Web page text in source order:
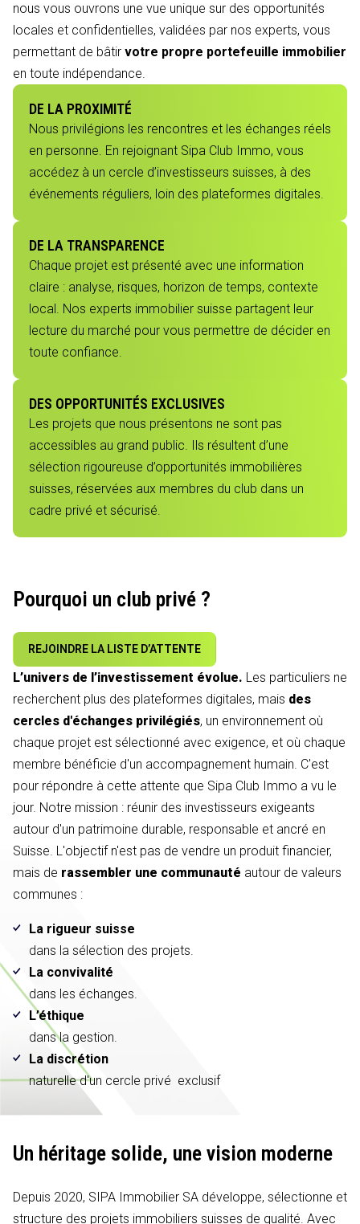
nous vous ouvrons une vue unique sur des opportunités
locales et confidentielles, validées par nos experts, vous
permettant de bâtir votre propre portefeuille immobilier
en toute indépendance.
DE LA PROXIMITÉ
Nous privilégions les rencontres et les échanges réels
en personne. En rejoignant Sipa Club Immo, vous
accédez à un cercle d’investisseurs suisses, à des
événements réguliers, loin des plateformes digitales.
DE LA TRANSPARENCE
Chaque projet est présenté avec une information
claire : analyse, risques, horizon de temps, contexte
local. Nos experts immobilier suisse partagent leur
lecture du marché pour vous permettre de décider en
toute confiance.
DES OPPORTUNITÉS EXCLUSIVES
Les projets que nous présentons ne sont pas
accessibles au grand public. Ils résultent d’une
sélection rigoureuse d’opportunités immobilières
suisses, réservées aux membres du club dans un
cadre privé et sécurisé.
Pourquoi un club privé ?
REJOINDRE LA LISTE D’ATTENTE
L’univers de l’investissement évolue. Les particuliers ne
recherchent plus des plateformes digitales, mais des
cercles d'échanges privilégiés, un environnement où
chaque projet est sélectionné avec exigence, et où chaque
membre bénéficie d'un accompagnement humain. C'est
pour répondre à cette attente que Sipa Club Immo a vu le
jour. Notre mission : réunir des investisseurs exigeants
autour d'un patrimoine durable, responsable et ancré en
Suisse. L'objectif n'est pas de vendre un produit financier,
mais de rassembler une communauté autour de valeurs
communes :
La rigueur suisse
dans la sélection des projets.
La convivalité
dans les échanges.
L’éthique
dans la gestion.
La discrétion
naturelle d'un cercle privé exclusif
Un héritage solide, une vision moderne
Depuis 2020, SIPA Immobilier SA développe, sélectionne et
structure des projets immobiliers suisses de qualité. Avec